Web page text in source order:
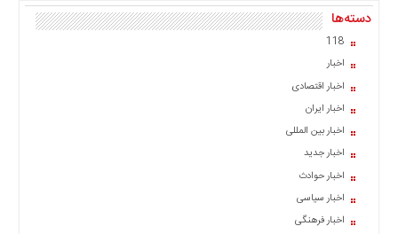
اقتصادی
اقتصادی
دسته‌ها
118
اخبار
اخبار اقتصادی
اخبار ایران
اخبار بین المللی
اخبار جدید
اخبار حوادث
اخبار سیاسی
اخبار فرهنگی